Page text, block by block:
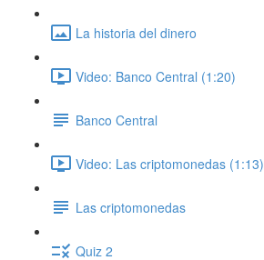
La historia del dinero
Video: Banco Central (1:20)
Banco Central
Video: Las criptomonedas (1:13)
Las criptomonedas
Quiz 2